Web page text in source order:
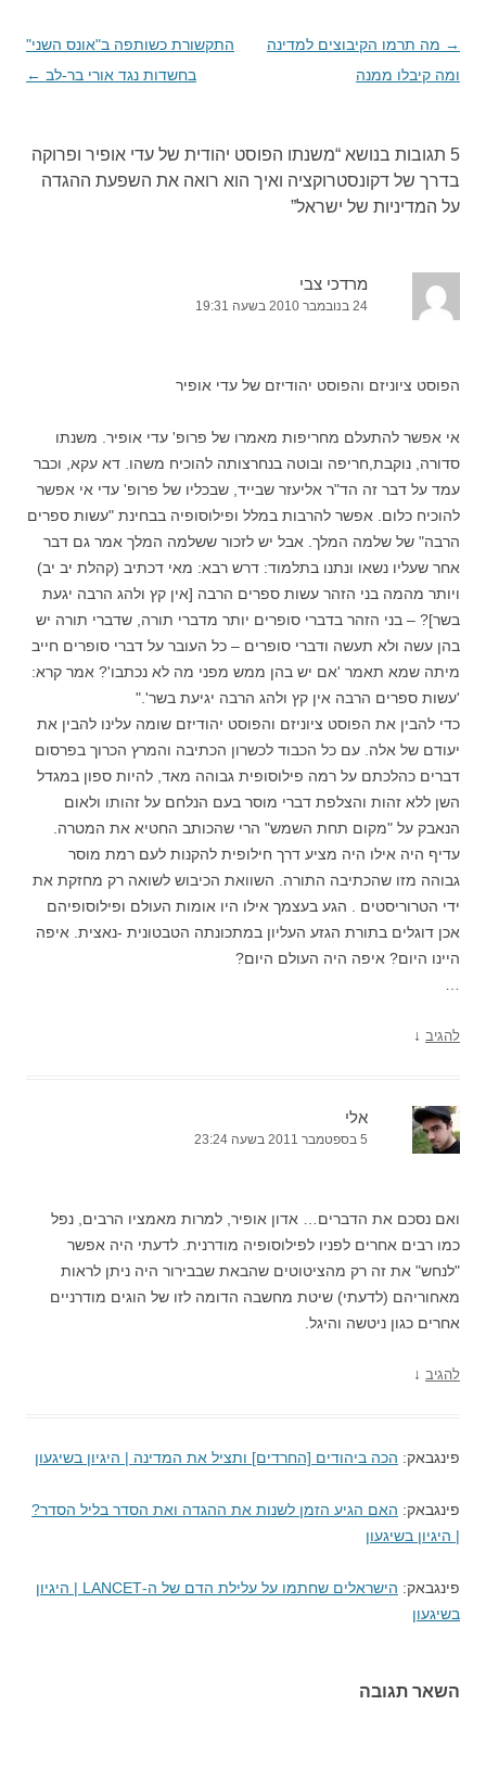
ניווט
בפוסטים
→ מה תרמו הקיבוצים למדינה
ומה קיבלו ממנה
התקשורת כשותפה ב"אונס השני"
בחשדות נגד אורי בר-לב ←
5 תגובות בנושא “
משנתו הפוסט יהודית של עדי אופיר ופרוקה
בדרך של דקונסטרוקציה ואיך הוא רואה את השפעת ההגדה
על המדיניות של ישראל”
מרדכי צבי
24 בנובמבר 2010 בשעה 19:31
הפוסט ציוניזם והפוסט יהודיזם של עדי אופיר
אי אפשר להתעלם מחריפות מאמרו של פרופ' עדי אופיר. משנתו
סדורה, נוקבת,חריפה ובוטה בנחרצותה להוכיח משהו. דא עקא, וכבר
עמד על דבר זה הד"ר אליעזר שבייד, שבכליו של פרופ' עדי אי אפשר
להוכיח כלום. אפשר להרבות במלל ופילוסופיה בבחינת "עשות ספרים
הרבה" של שלמה המלך. אבל יש לזכור ששלמה המלך אמר גם דבר
אחר שעליו נשאו ונתנו בתלמוד: דרש רבא: מאי דכתיב (קהלת יב יב)
ויותר מהמה בני הזהר עשות ספרים הרבה [אין קץ ולהג הרבה יגעת
בשר]? – בני הזהר בדברי סופרים יותר מדברי תורה, שדברי תורה יש
בהן עשה ולא תעשה ודברי סופרים – כל העובר על דברי סופרים חייב
מיתה שמא תאמר 'אם יש בהן ממש מפני מה לא נכתבו'? אמר קרא:
'עשות ספרים הרבה אין קץ ולהג הרבה יגיעת בשר'."
כדי להבין את הפוסט ציוניזם והפוסט יהודיזם שומה עלינו להבין את
יעודם של אלה. עם כל הכבוד לכשרון הכתיבה והמרץ הכרוך בפרסום
דברים כהלכתם על רמה פילוסופית גבוהה מאד, להיות ספון במגדל
השן ללא זהות והצלפת דברי מוסר בעם הנלחם על זהותו ולאום
הנאבק על "מקום תחת השמש" הרי שהכותב החטיא את המטרה.
עדיף היה אילו היה מציע דרך חילופית להקנות לעם רמת מוסר
גבוהה מזו שהכתיבה התורה. השוואת הכיבוש לשואה רק מחזקת את
ידי הטרוריסטים . הגע בעצמך אילו היו אומות העולם ופילוסופיהם
אכן דוגלים בתורת הגזע העליון במתכונתה הטבטונית -נאצית. איפה
היינו היום? איפה היה העולם היום?
להגיב ↓
אלי
5 בספטמבר 2011 בשעה 23:24
ואם נסכם את הדברים… אדון אופיר, למרות מאמציו הרבים, נפל
כמו רבים אחרים לפניו לפילוסופיה מודרנית. לדעתי היה אפשר
"לנחש" את זה רק מהציטוטים שהבאת שבבירור היה ניתן לראות
מאחוריהם (לדעתי) שיטת מחשבה הדומה לזו של הוגים מודרניים
אחרים כגון ניטשה והיגל.
להגיב ↓
פינגבאק: הכה ביהודים [החרדים] ותציל את המדינה | היגיון בשיגעון
פינגבאק: האם הגיע הזמן לשנות את ההגדה ואת הסדר בליל הסדר?
| היגיון בשיגעון
פינגבאק:
הישראלים שחתמו על עלילת הדם של ה-LANCET | היגיון
בשיגעון
השאר תגובה